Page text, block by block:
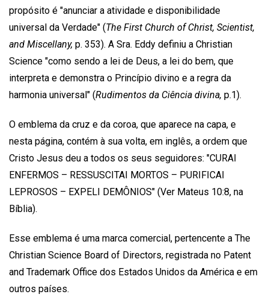
propósito é "anunciar a atividade e disponibilidade
universal da Verdade" (The First Church of Christ, Scientist,
and Miscellany, p. 353). A Sra. Eddy definiu a Christian
Science "como sendo a lei de Deus, a lei do bem, que
interpreta e demonstra o Princípio divino e a regra da
harmonia universal" (Rudimentos da Ciência divina, p.1).
O emblema da cruz e da coroa, que aparece na capa, e
nesta página, contém à sua volta, em inglês, a ordem que
Cristo Jesus deu a todos os seus seguidores: "CURAI
ENFERMOS – RESSUSCITAI MORTOS – PURIFICAI
LEPROSOS – EXPELI DEMÔNIOS" (Ver Mateus 10:8, na
Bíblia).
Esse emblema é uma marca comercial, pertencente a The
Christian Science Board of Directors, registrada no Patent
and Trademark Office dos Estados Unidos da América e em
outros países.